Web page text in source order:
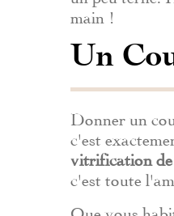
main !
Un
Donner un
c'est
vitrification de
c'est toute
Que vous